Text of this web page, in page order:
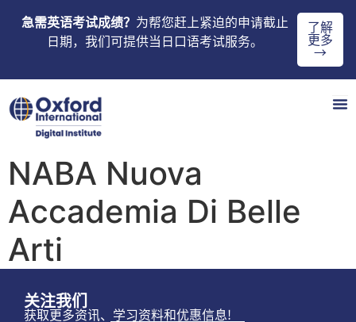
急需英语考试成绩？ 为帮您赶上紧迫的申请截止
日期，我们可提供当日口语考试服务。
了解
更多
→
NABA Nuova
Accademia Di Belle
Arti
关注我们
获取更多资讯、学习资料和优惠信息!